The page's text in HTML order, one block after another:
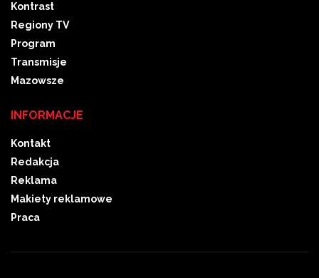
Kontrast
Regiony TV
Program
Transmisje
Mazowsze
INFORMACJE
Kontakt
Redakcja
Reklama
Makiety reklamowe
Praca